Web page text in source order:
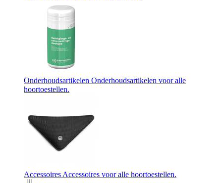
Onderhoudsartikelen Onderhoudsartikelen voor alle
hoortoestellen.
Accessoires Accessoires voor alle hoortoestellen.